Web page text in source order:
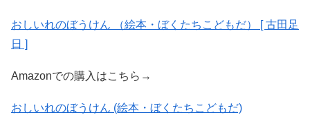
おしいれのぼうけん （絵本・ぼくたちこどもだ） [ 古田足
日 ]
Amazonでの購入はこちら→
おしいれのぼうけん (絵本・ぼくたちこどもだ)